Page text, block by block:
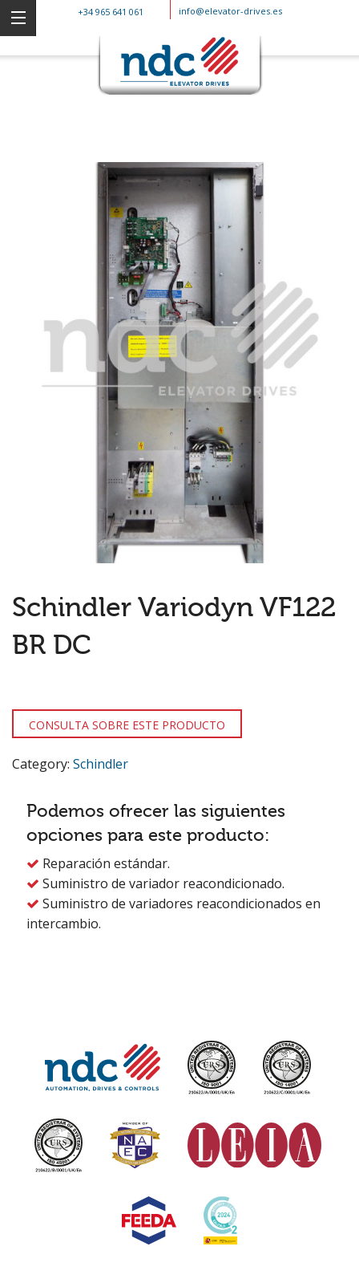
+34 965 641 061 info@elevator-drives.es
Schindler Variodyn VF122
BR DC
CONSULTA SOBRE ESTE PRODUCTO
Category: Schindler
Podemos ofrecer las siguientes
opciones para este producto:
 Reparación estándar.
 Suministro de variador reacondicionado.
 Suministro de variadores reacondicionados en
intercambio.